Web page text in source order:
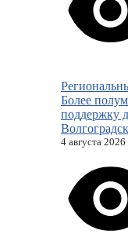
Более
поддержку
4 августа 2026